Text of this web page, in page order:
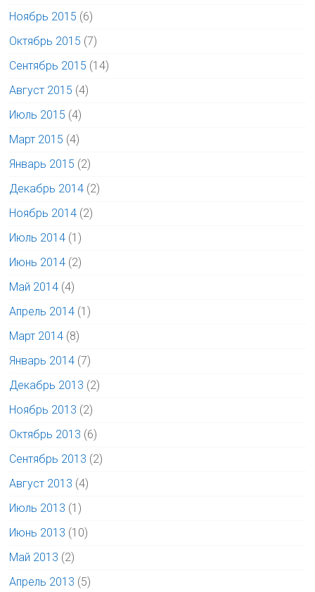
Ноябрь 2015 (6)
Октябрь 2015 (7)
Сентябрь 2015 (14)
Август 2015 (4)
Июль 2015 (4)
Март 2015 (4)
Январь 2015 (2)
Декабрь 2014 (2)
Ноябрь 2014 (2)
Июль 2014 (1)
Июнь 2014 (2)
Май 2014 (4)
Апрель 2014 (1)
Март 2014 (8)
Январь 2014 (7)
Декабрь 2013 (2)
Ноябрь 2013 (2)
Октябрь 2013 (6)
Сентябрь 2013 (2)
Август 2013 (4)
Июль 2013 (1)
Июнь 2013 (10)
Май 2013 (2)
Апрель 2013 (5)